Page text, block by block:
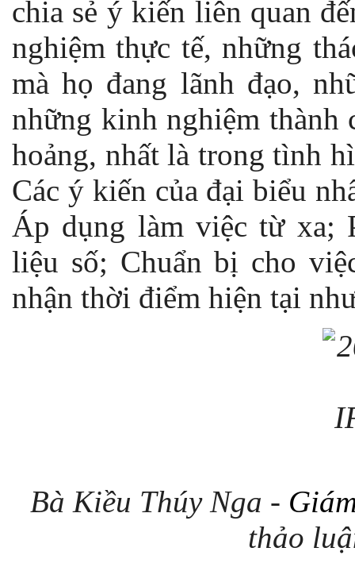
chia sẻ ý kiến liên quan
nghiệm thực tế, những
mà họ đang lãnh đạo,
những kinh nghiệm
hoảng, nhất là trong tình
Các ý kiến của đại biểu
Áp dụng làm việc từ xa;
liệu số; Chuẩn bị cho
nhận thời điểm hiện tại
Bà Kiều Thúy Nga -
thảo